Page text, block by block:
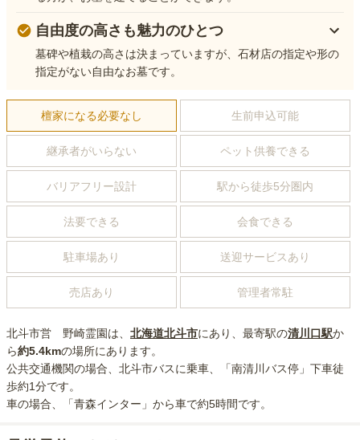
自由度の高さも魅力のひとつ
墓碑や植栽の高さは決まっていますが、石材店の指定や形の
指定がない自由なお墓です。
檀家になる必要なし 生前申込可能
継承者がいらない ペット供養できる
バリアフリー設計 駅から徒歩5分圏内
法要できる 会食できる
駐車場あり 送迎サービスあり
売店あり 管理者常駐
北斗市営 野崎霊園は、 北海道北斗市にあり 、最寄駅の清川口駅か
ら約5.4kmの場所にあり ます。
公共交通機関の場合、北斗市バスに乗車、「南清川バス停」下車徒
歩約1分です。
車の場合、「青森インター」から車で約5時間です。